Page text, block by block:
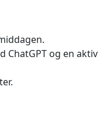
ChatGPT og en aktiv